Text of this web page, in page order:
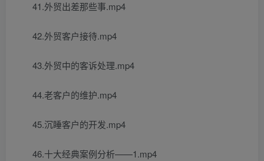
41.外贸出差那些事.mp4
42.外贸客户接待.mp4
43.外贸中的客诉处理.mp4
44.老客户的维护.mp4
45.沉睡客户的开发.mp4
46.十大经典案例分析——1.mp4